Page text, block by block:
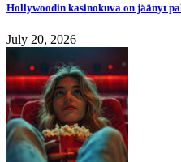
Hollywoodin kasinokuva on jäänyt
July 20, 2026